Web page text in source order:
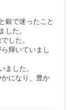
銀で迷ったこと
した。
した。
輝いていまし
ました。
になり、豊か